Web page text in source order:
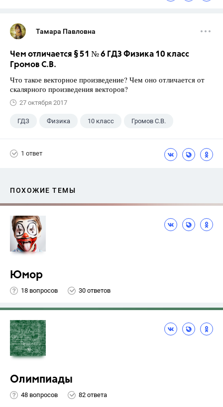
Тамара Павловна
Чем отличается § 51 № 6 ГДЗ Физика 10 класс
Громов С.В.
Что такое векторное произведение? Чем оно отличается от
скалярного произведения векторов?
27 октября 2017
ГДЗ Физика 10 класс Громов С.В.
1 ответ
ПОХОЖИЕ ТЕМЫ
Юмор
18 вопросов 30 ответов
Олимпиады
48 вопросов 82 ответа